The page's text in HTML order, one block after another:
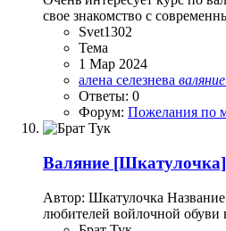
свое знакомство с
Svet1302
Тема
1 Мар 2024
алена селезнева валяние
Ответы: 0
Форум: Пожелания по
Валяние
Автор: Шкатулочка
любителей войлочной обуви